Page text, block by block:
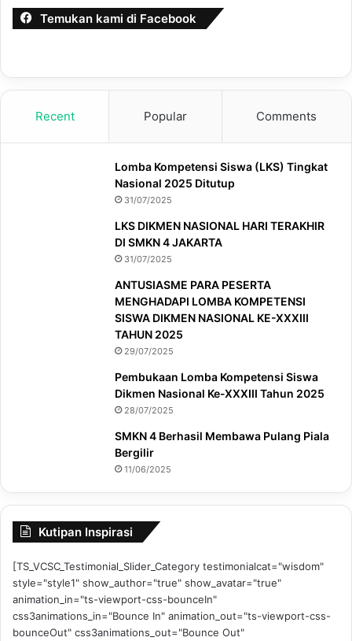
Temukan kami di Facebook
Recent Popular Comments
Lomba Kompetensi Siswa (LKS) Tingkat
Nasional 2025 Ditutup
31/07/2025
LKS DIKMEN NASIONAL HARI TERAKHIR
DI SMKN 4 JAKARTA
31/07/2025
ANTUSIASME PARA PESERTA
MENGHADAPI LOMBA KOMPETENSI
SISWA DIKMEN NASIONAL KE-XXXIII
TAHUN 2025
29/07/2025
Pembukaan Lomba Kompetensi Siswa
Dikmen Nasional Ke-XXXIII Tahun 2025
28/07/2025
SMKN 4 Berhasil Membawa Pulang Piala
Bergilir
11/06/2025
Kutipan Inspirasi
[TS_VCSC_Testimonial_Slider_Category testimonialcat="wisdom"
style="style1" show_author="true" show_avatar="true"
animation_in="ts-viewport-css-bounceIn"
css3animations_in="Bounce In" animation_out="ts-viewport-css-
bounceOut" css3animations_out="Bounce Out"